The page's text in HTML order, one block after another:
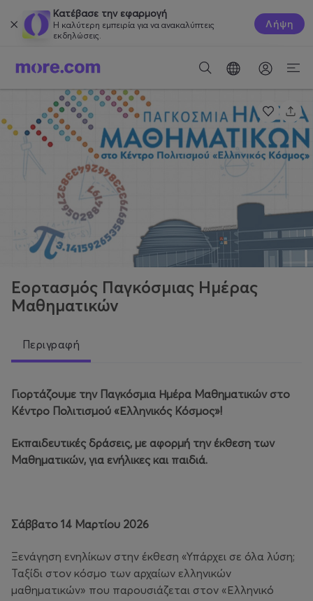
Κατέβασε την εφαρμογή
Η καλύτερη εμπειρία για να ανακαλύπτεις
εκδηλώσεις.
Λήψη
Εορτασμός Παγκόσμιας Ημέρας
Μαθηματικών
Περιγραφή
Γιορτάζουμε την Παγκόσμια Ημέρα Μαθηματικών στο
Κέντρο Πολιτισμού «Ελληνικός Κόσμος»!
Εκπαιδευτικές δράσεις, με αφορμή την έκθεση των
Μαθηματικών, για ενήλικες και παιδιά.
Σάββατο 14 Μαρτίου 2026
Ξενάγηση ενηλίκων στην έκθεση «Υπάρχει σε όλα λύση;
Ταξίδι στον κόσμο των αρχαίων ελληνικών
μαθηματικών» που παρουσιάζεται στον «Ελληνικό